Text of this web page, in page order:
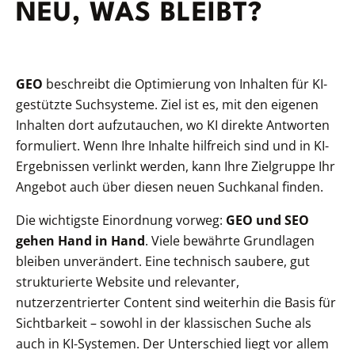
NEU, WAS BLEIBT?
GEO beschreibt die Optimierung von Inhalten für KI-
gestützte Suchsysteme. Ziel ist es, mit den eigenen
Inhalten dort aufzutauchen, wo KI direkte Antworten
formuliert. Wenn Ihre Inhalte hilfreich sind und in KI-
Ergebnissen verlinkt werden, kann Ihre Zielgruppe Ihr
Angebot auch über diesen neuen Suchkanal finden.
Die wichtigste Einordnung vorweg: GEO und SEO
gehen Hand in Hand. Viele bewährte Grundlagen
bleiben unverändert. Eine technisch saubere, gut
strukturierte Website und relevanter,
nutzerzentrierter Content sind weiterhin die Basis für
Sichtbarkeit – sowohl in der klassischen Suche als
auch in KI-Systemen. Der Unterschied liegt vor allem